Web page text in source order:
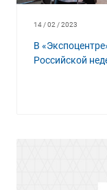
14 / 02 / 2023
В
Российской